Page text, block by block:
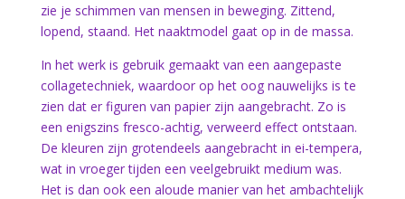
zie je schimmen van mensen in beweging. Zittend,
lopend, staand. Het naaktmodel gaat op in de massa.
In het werk is gebruik gemaakt van een aangepaste
collagetechniek, waardoor op het oog nauwelijks is te
zien dat er figuren van papier zijn aangebracht. Zo is
een enigszins fresco-achtig, verweerd effect ontstaan.
De kleuren zijn grotendeels aangebracht in ei-tempera,
wat in vroeger tijden een veelgebruikt medium was.
Het is dan ook een aloude manier van het ambachtelijk